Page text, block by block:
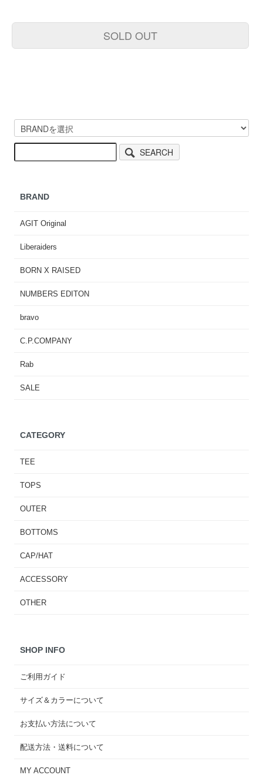
SOLD OUT
SEARCH
BRAND
AGIT Original
Liberaiders
BORN X RAISED
NUMBERS EDITON
bravo
C.P.COMPANY
Rab
SALE
CATEGORY
TEE
TOPS
OUTER
BOTTOMS
CAP/HAT
ACCESSORY
OTHER
SHOP INFO
ご利用ガイド
サイズ＆カラーについて
お支払い方法について
配送方法・送料について
MY ACCOUNT